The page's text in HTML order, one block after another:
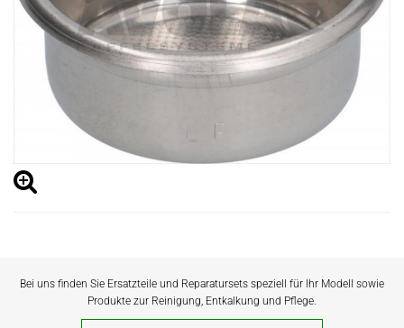
Bei uns finden Sie Ersatzteile und Reparatursets speziell für Ihr Modell sowie
Produkte zur Reinigung, Entkalkung und Pflege.